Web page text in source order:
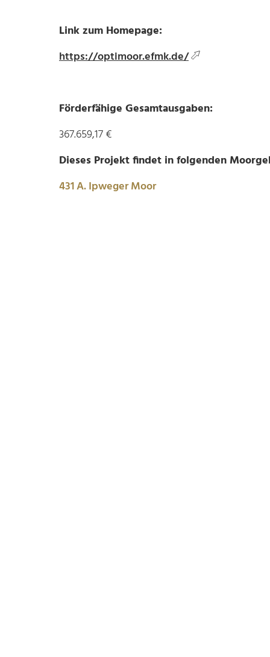
Link zum Homepage:
https://optimoor.efmk.de/
Förderfähige Gesamtausgaben:
367.659,17 €
Dieses Projekt findet in folgenden
431 A. Ipweger Moor